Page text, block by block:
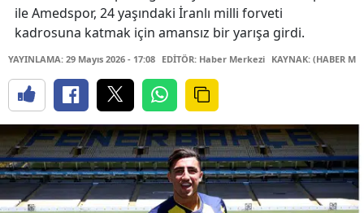
ile Amedspor, 24 yaşındaki İranlı milli forveti
kadrosuna katmak için amansız bir yarışa girdi.
YAYINLAMA: 29 Mayıs 2026 - 17:08 EDİTÖR: Haber Merkezi KAYNAK: (HABER